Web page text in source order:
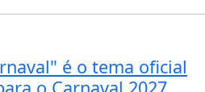
é o tema oficial